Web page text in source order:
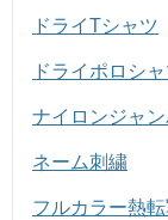
ドライTシャツ
ドライポロシ
ナイロンジャ
ネーム刺繍
フルカラー熱